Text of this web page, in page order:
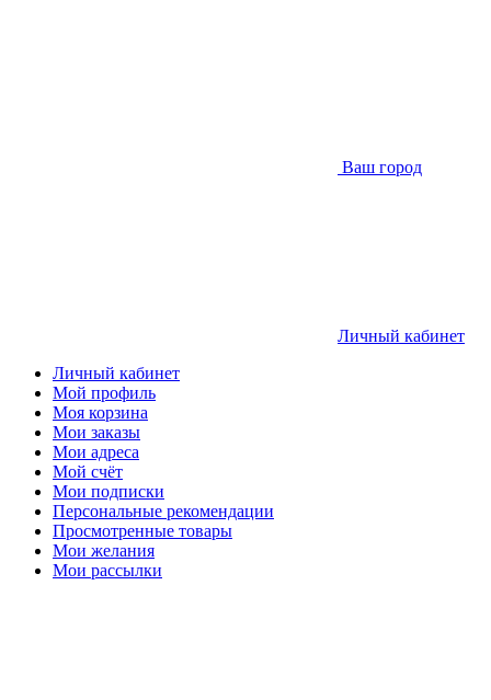
Ваш город
Личный кабинет
Личный кабинет
Мой профиль
Моя корзина
Мои заказы
Мои адреса
Мой счёт
Мои подписки
Персональные рекомендации
Просмотренные товары
Мои желания
Мои рассылки